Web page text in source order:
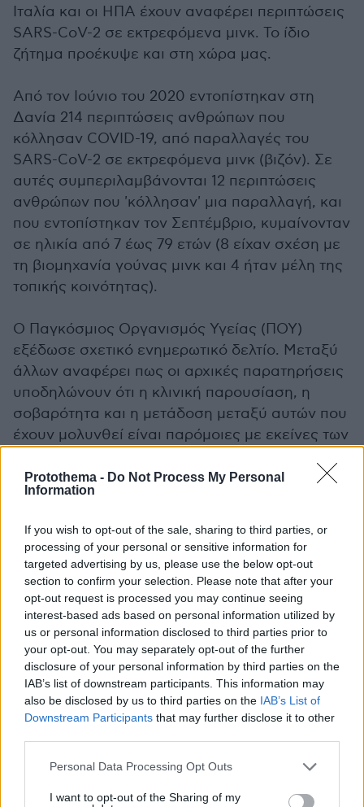
Protothema - Do Not Process My Personal
Information
If you wish to opt-out of the sale, sharing to third parties, or
processing of your personal or sensitive information for
targeted advertising by us, please use the below opt-out
section to confirm your selection. Please note that after your
opt-out request is processed you may continue seeing
interest-based ads based on personal information utilized by
us or personal information disclosed to third parties prior to
your opt-out. You may separately opt-out of the further
disclosure of your personal information by third parties on the
IAB’s list of downstream participants. This information may
also be disclosed by us to third parties on the IAB’s List of
Downstream Participants that may further disclose it to other
Please note that this website/app uses one or more Google
not limited to your visit or usage behaviour. You may click to
Personal Data Processing Opt Outs
I want to opt-out of the Sharing of my
Ιταλία και οι ΗΠΑ έχουν αναφέρει περιπτώσεις
SARS-CoV-2 σε εκτρεφόμενα μινκ. Το ίδιο
ζήτημα προέκυψε και στη χώρα μας.
Από τον Ιούνιο του 2020 εντοπίστηκαν στη
Δανία 214 περιπτώσεις ανθρώπων που
κόλλησαν COVID-19, από παραλλαγές του
SARS-CoV-2 σε εκτρεφόμενα μινκ (βιζόν). Σε
αυτές συμπεριλαμβάνονται 12 περιπτώσεις
ανθρώπων που 'κόλλησαν' μια παραλλαγή, και
που εντοπίστηκαν τον Σεπτέμβριο, κυμαίνονταν
σε ηλικία από 7 έως 79 ετών (8 είχαν σχέση με
τη βιομηχανία γούνας μινκ και 4 ήταν μέλη της
τοπικής κοινότητας).
Ο Παγκόσμιος Οργανισμός Υγείας (ΠΟΥ)
εξέδωσε σχετικό ενημερωτικό δελτίο. Μεταξύ
άλλων αναφέρει πως οι αρχικές παρατηρήσεις
υποδηλώνουν ότι η κλινική παρουσίαση, η
σοβαρότητα και η μετάδοση μεταξύ αυτών που
έχουν μολυνθεί είναι παρόμοιες με εκείνες των
κυκλοφορούν. Ωστόσο, αυτή η παραλλαγή
(παραλλαγή 'cluster 5'), είχε έναν συνδυασμό
παρατηρηθεί προηγουμένως.
Τα μινκ μπορούν να λειτουργήσουν ως
δεξαμενή του ιούμεταδίδοντάς τον μεταξύ
τους και ενέχουν κίνδυνο μετάδοσης του ιού
από τα μινκ στους ανθρώπους. Οι άνθρωποι
μπορούν στη συνέχεια να μεταδώσουν αυτόν
τον ιό στον ανθρώπινο πληθυσμό. Επιπλέον,
μπορεί να προκληθεί μετάδοση από άνθρωπο
Όταν οποιοσδήποτε ιός που μολύνει ζώα ζώων
μεταφέρεται στον ανθρώπινο πληθυσμό ή όταν